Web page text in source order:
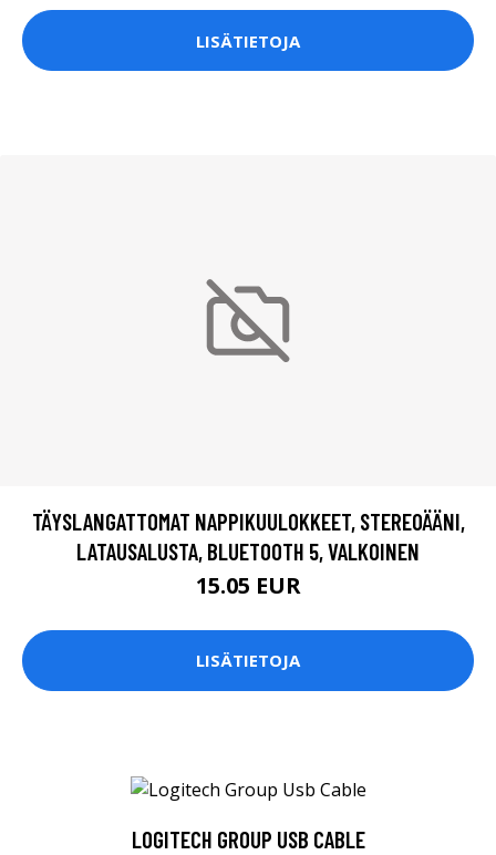
LISÄTIETOJA
TÄYSLANGATTOMAT NAPPIKUULOKKEET, STEREOÄÄNI,
LATAUSALUSTA, BLUETOOTH 5, VALKOINEN
15.05 EUR
LISÄTIETOJA
LOGITECH GROUP USB CABLE